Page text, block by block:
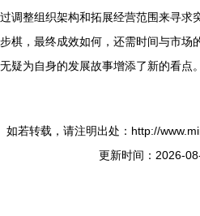
过调整组织架构和拓展经营范围来寻求
步棋，最终成效如何，还需时间与市场
无疑为自身的发展故事增添了新的看点。
如若转载，请注明出处：http://
更新时间：2026-